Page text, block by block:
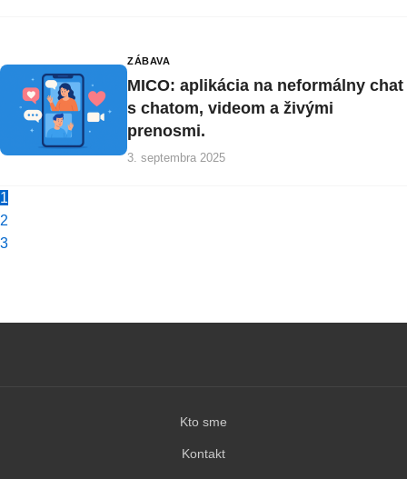
ZÁBAVA
MICO: aplikácia na neformálny chat
s chatom, videom a živými
prenosmi.
3. septembra 2025
1
2
3
Kto sme
Kontakt